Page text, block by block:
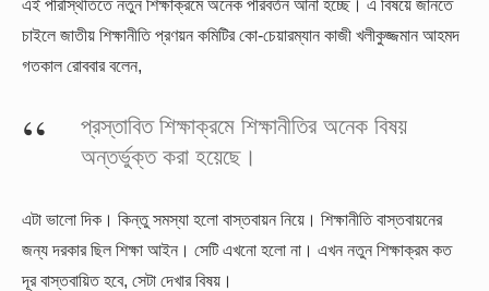
এই পরিস্থিতিতে নতুন শিক্ষাক্রমে অনেক পরিবর্তন আনা হচ্ছে। এ বিষয়ে জানতে
চাইলে জাতীয় শিক্ষানীতি প্রণয়ন কমিটির কো-চেয়ারম্যান কাজী খলীকুজ্জমান আহমদ
গতকাল রোববার বলেন,
প্রস্তাবিত শিক্ষাক্রমে শিক্ষানীতির অনেক বিষয়
অন্তর্ভুক্ত করা হয়েছে।
এটা ভালো দিক। কিন্তু সমস্যা হলো বাস্তবায়ন নিয়ে। শিক্ষানীতি বাস্তবায়নের
জন্য দরকার ছিল শিক্ষা আইন। সেটি এখনো হলো না। এখন নতুন শিক্ষাক্রম কত
দূর বাস্তবায়িত হবে, সেটা দেখার বিষয়।